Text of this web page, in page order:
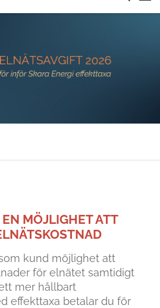
MÖJLIGHET ATT
kund möjlighet att
för elnätet samtidigt
mer hållbart
effekttaxa betalar du för